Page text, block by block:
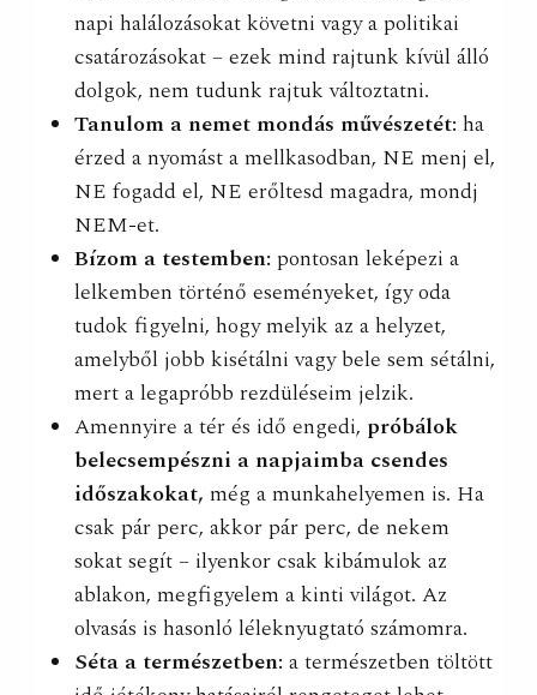
napi halálozásokat követni vagy a politikai
csatározásokat – ezek mind rajtunk kívül álló
dolgok, nem tudunk rajtuk változtatni.
Tanulom a nemet mondás művészetét: ha
érzed a nyomást a mellkasodban, NE menj el,
NE fogadd el, NE erőltesd magadra, mondj
NEM-et.
Bízom a testemben:pontosan leképezi a
lelkemben történő eseményeket, így oda
tudok figyelni, hogy melyik az a helyzet,
amelyből jobb kisétálni vagy bele sem sétálni,
mert a legapróbb rezdüléseim jelzik.
Amennyire a tér és idő engedi, próbálok
belecsempészni a napjaimba csendes
időszakokat, még a munkahelyemen is. Ha
csak pár perc, akkor pár perc, de nekem
sokat segít – ilyenkor csak kibámulok az
ablakon, megfigyelem a kinti világot. Az
olvasás is hasonló léleknyugtató számomra.
Séta a természetben: a természetben töltött